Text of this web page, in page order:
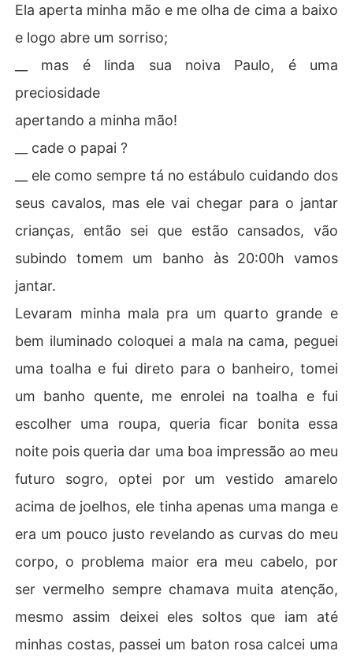
Ela aperta minha mão e me olha de cima a baixo
e logo abre um sorriso;
__ mas é linda sua noiva Paulo, é uma
preciosidade
apertando a minha mão!
__ cade o papai ?
__ ele como sempre tá no estábulo cuidando dos
seus cavalos, mas ele vai chegar para o jantar
crianças, então sei que estão cansados, vão
subindo tomem um banho às 20:00h vamos
jantar.
Levaram minha mala pra um quarto grande e
bem iluminado coloquei a mala na cama, peguei
uma toalha e fui direto para o banheiro, tomei
um banho quente, me enrolei na toalha e fui
escolher uma roupa, queria ficar bonita essa
noite pois queria dar uma boa impressão ao meu
futuro sogro, optei por um vestido amarelo
acima de joelhos, ele tinha apenas uma manga e
era um pouco justo revelando as curvas do meu
corpo, o problema maior era meu cabelo, por
ser vermelho sempre chamava muita atenção,
mesmo assim deixei eles soltos que iam até
minhas costas, passei um baton rosa calcei uma